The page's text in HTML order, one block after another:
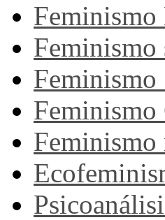
Feminismo
Feminismo